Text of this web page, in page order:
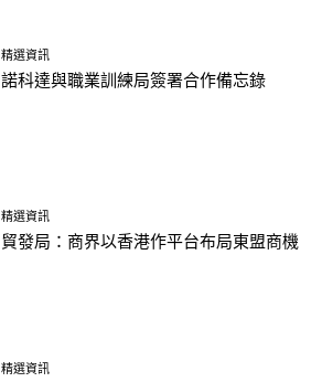
精選資訊
諾科達與職業訓練局簽署合作備忘錄
精選資訊
貿發局：商界以香港作平台布局東盟商機
精選資訊